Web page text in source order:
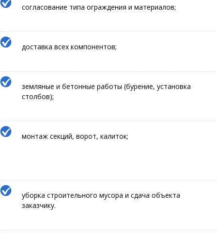
согласование типа ограждения и материалов;
доставка всех компонентов;
земляные и бетонные работы (бурение, установка
столбов);
монтаж секций, ворот, калиток;
уборка строительного мусора и сдача объекта
заказчику.